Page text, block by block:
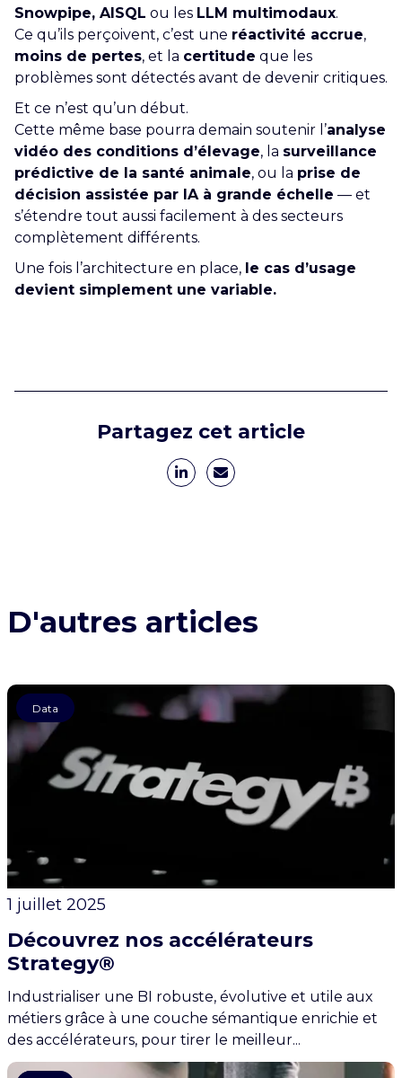
Snowpipe, AISQL ou les LLM multimodaux.
Ce qu’ils perçoivent, c’est une réactivité accrue,
moins de pertes, et la certitude que les
problèmes sont détectés avant de devenir critiques.
Et ce n’est qu’un début.
Cette même base pourra demain soutenir l’analyse
vidéo des conditions d’élevage, la surveillance
prédictive de la santé animale, ou la prise de
décision assistée par IA à grande échelle — et
s’étendre tout aussi facilement à des secteurs
complètement différents.
Une fois l’architecture en place, le cas d’usage
devient simplement une variable.
Partagez cet article
D'autres articles
Data
1 juillet 2025
Découvrez nos accélérateurs
Strategy®
Industrialiser une BI robuste, évolutive et utile aux
métiers grâce à une couche sémantique enrichie et
des accélérateurs, pour tirer le meilleur...